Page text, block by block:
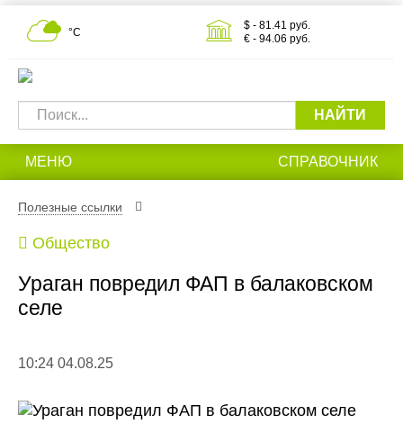
°С
$ - 81.41 руб.
€ - 94.06 руб.
НАЙТИ
МЕНЮ СПРАВОЧНИК
Полезные ссылки
Общество
Ураган повредил ФАП в балаковском
селе
10:24 04.08.25